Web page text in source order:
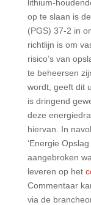
lithium-
op te slaan is
(PGS) 37-2 in
richtlijn is om
risico’s van
te beheersen
wordt, geeft dit
is dringend
deze
hiervan. In
‘Energie
aangebroken
leveren op het
Commentaar
via de